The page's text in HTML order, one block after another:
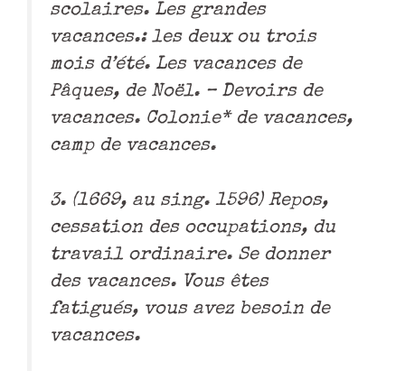
scolaires. Les grandes
vacances.: les deux ou trois
mois d’été. Les vacances de
Pâques, de Noël. – Devoirs de
vacances. Colonie* de vacances,
camp de vacances.
3. (1669, au sing. 1596) Repos,
cessation des occupations, du
travail ordinaire. Se donner
des vacances. Vous êtes
fatigués, vous avez besoin de
vacances.